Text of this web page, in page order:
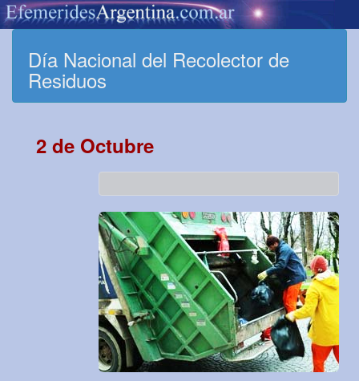
Día Nacional del Recolector de
Residuos
2 de Octubre